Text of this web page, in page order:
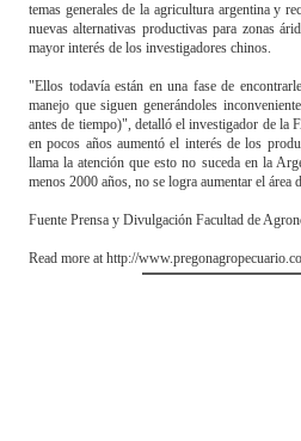
temas generales de la agricultura argentina y
nuevas alternativas productivas para zonas
mayor interés de los investigadores chinos.
"Ellos todavía están en una fase de
manejo que siguen generándoles
antes de tiempo)", detalló el investigador de la
en pocos años aumentó el interés de los
llama la atención que esto no suceda en la
menos 2000 años, no se logra aumentar el área
Fuente Prensa y Divulgación Facultad de
Read more at http://